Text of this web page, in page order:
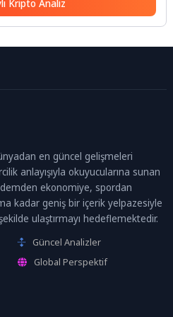
Kripto Analiz
en güncel gelişmeleri
anlayışıyla okuyucularına sunan
ekonomiye, spordan
kadar geniş bir içerik yelpazesiyle
ulaştırmayı hedeflemektedir.
Güncel Analizler
Global Perspektif